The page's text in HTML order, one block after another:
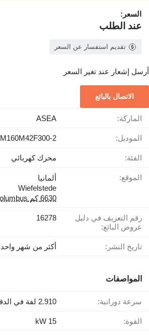
السعر:
عند الطلب
تقديم استفسار عن السعر
أرسل إشعار عند تغير السعر
الاتصال بالبائع
الماركة: ASEA
الموديل: M160M42F300-2
الفئة: محرك كهربائي
الموقع:
ألمانيا
Wiefelstede
6630 كم to "United States/Columbus"
رقم التعريف في دليل
عروض البائع:
16278
تاريخ النشر: أكثر من شهر واحد
المواصفات
سرعة دورانية: 2.910 لفة في الدقيقة
القوة: 15 kW